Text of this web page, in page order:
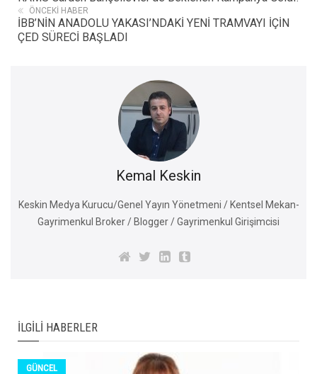
ÖNCEKI HABER
İBB’NİN ANADOLU YAKASI’NDAKİ YENİ TRAMVAYI İÇİN
ÇED SÜRECİ BAŞLADI
Kemal Keskin
Keskin Medya Kurucu/Genel Yayın Yönetmeni / Kentsel Mekan-
Gayrimenkul Broker / Blogger / Gayrimenkul Girişimcisi
İLGILI HABERLER
GÜNCEL